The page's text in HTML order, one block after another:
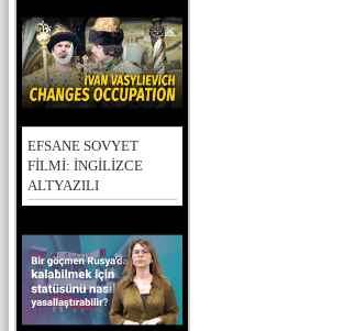
EFSANE SOVYET
FİLMİ: İNGİLİZCE
ALTYAZILI